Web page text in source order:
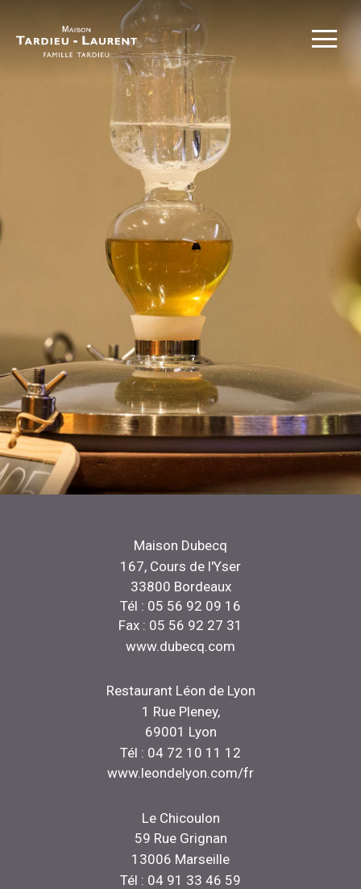
Maison Dubecq
167, Cours de l'Yser
33800 Bordeaux
Tél : 05 56 92 09 16
Fax : 05 56 92 27 31
www.dubecq.com
Restaurant Léon de Lyon
1 Rue Pleney,
69001 Lyon
Tél : 04 72 10 11 12
www.leondelyon.com/fr
Le Chicoulon
59 Rue Grignan
13006 Marseille
Tél : 04 91 33 46 59